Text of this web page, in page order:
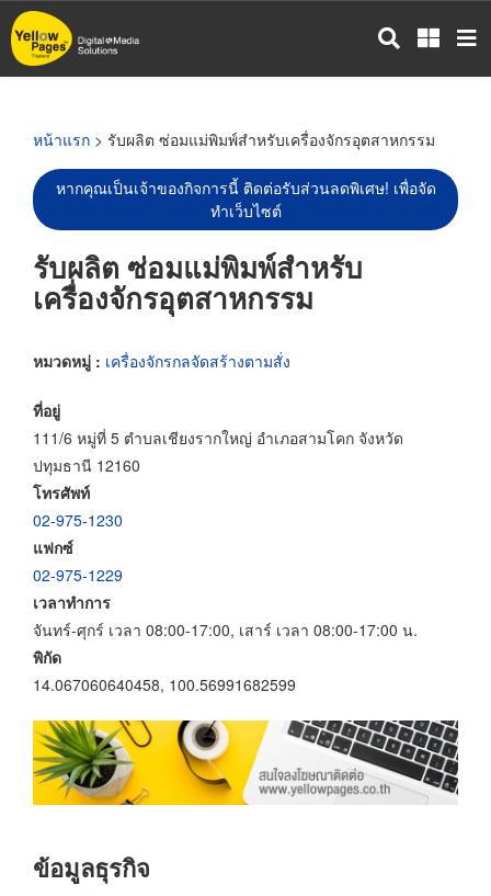
ข้าม
ไป
หน้าแรก > รับผลิต ซ่อมแม่พิมพ์สำหรับเครื่องจักรอุตสาหกรรม
หากคุณเป็นเจ้าของกิจการนี้ ติดต่อรับส่วนลดพิเศษ! เพื่อจัด
ทำเว็บไซต์
รับผลิต ซ่อมแม่พิมพ์สำหรับ
เครื่องจักรอุตสาหกรรม
หมวดหมู่ : เครื่องจักรกลจัดสร้างตามสั่ง
ที่อยู่
111/6 หมู่ที่ 5 ตำบลเชียงรากใหญ่ อำเภอสามโคก จังหวัด
ปทุมธานี 12160
โทรศัพท์
02-975-1230
แฟกซ์
02-975-1229
เวลาทำการ
จันทร์-ศุกร์ เวลา 08:00-17:00, เสาร์ เวลา 08:00-17:00 น.
พิกัด
14.067060640458, 100.56991682599
ข้อมูลธุรกิจ